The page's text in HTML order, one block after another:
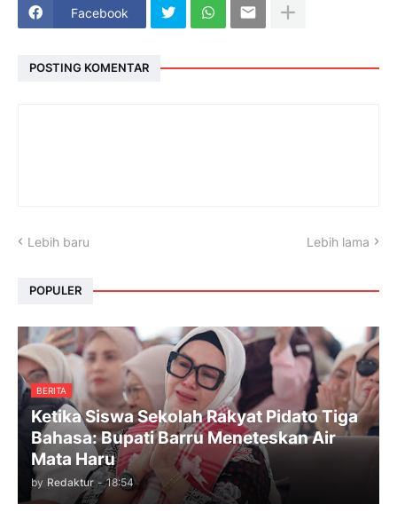
Facebook
POSTING KOMENTAR
Lebih baru Lebih lama
POPULER
BERITA
Ketika Siswa Sekolah Rakyat Pidato Tiga
Bahasa: Bupati Barru Meneteskan Air
Mata Haru
by Redaktur - 18:54